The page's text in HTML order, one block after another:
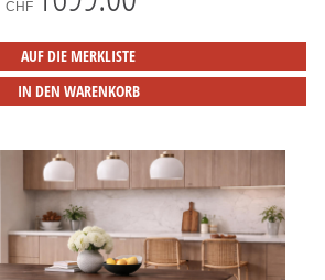
CHF
AUF DIE MERKLISTE
IN DEN WARENKORB